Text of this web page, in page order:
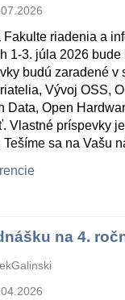
Fakulte riadenia a
1-3. júla 2026
budú zaradené v
Vývoj OSS,
Data, Open
Vlastné príspevky
sa na Vašu
na 4.